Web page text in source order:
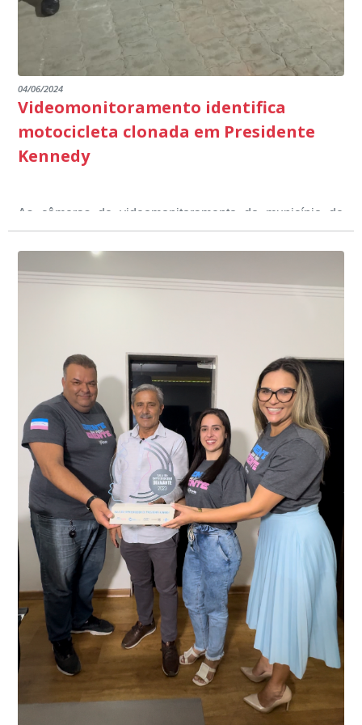
04/06/2024
Videomonitoramento identifica
motocicleta clonada em Presidente
Kennedy
As câmeras de videomonitoramento do município de
Presidente Kennedy identificaram neste fim de semana,
01 de junho, uma motocicleta com indícios de
adulteração, imediatamente, a central de
videomonitoramento acionou a Guarda Civil Municipal,
Durante a abordagem a adulteração foi comprovada,
através da conferência do Chassi, a motocicleta, bem
conta do sistema de videomonitoramento instalado
recentemente em todo o município de Presidente
Kennedy, o sistema é integrado com outros municípios
do país, sendo possível a identificação de veículos por
meio do cruzamento de informações, nesse caso
específico, com dados de uma cidade do Estado do Rio
de Janeiro.
“Mais de 100 câmeras foram instaladas na sede e no
interior de Presidente Kennedy, garantindo mais
segurança à população, seja nas ruas, no comércio, os
produtores agropecuários. Estamos no rumo certo,
parabéns a todos os servidores que contribuem para a
segurança da nossa cidade”, destaca o prefeito Dorlei
Fontão.